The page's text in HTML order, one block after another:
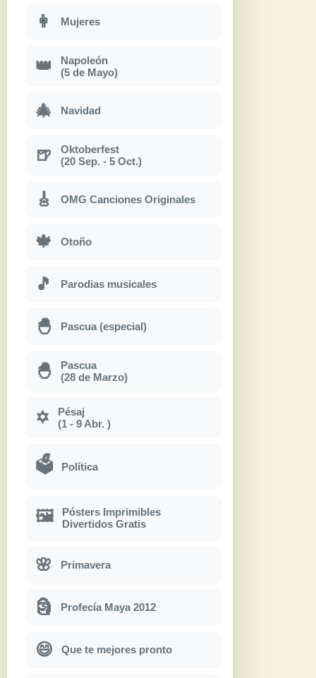
👩 Mujeres
👑
Napoleón
(5 de Mayo)
🎄 Navidad
🍺
Oktoberfest
(20 Sep. - 5 Oct.)
🎸 OMG Canciones Originales
🍁 Otoño
🎵 Parodias musicales
🐣 Pascua (especial)
🐣
Pascua
(28 de Marzo)
✡
Pésaj
(1 - 9 Abr. )
🗳 Política
🖼
Pósters Imprimibles
Divertidos Gratis
🌸 Primavera
🗿 Profecía Maya 2012
😄 Que te mejores pronto